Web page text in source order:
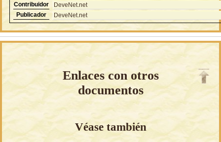
Contribuidor
DeveNet.net
Publicador
DeveNet.net
Enlaces con otros
documentos
Véase también